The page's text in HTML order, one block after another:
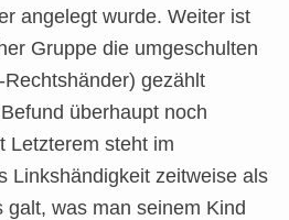
angelegt wurde. Weiter ist
Gruppe die umgeschulten
gezählt
überhaupt noch
Letzterem steht im
Linkshändigkeit zeitweise als
was man seinem Kind